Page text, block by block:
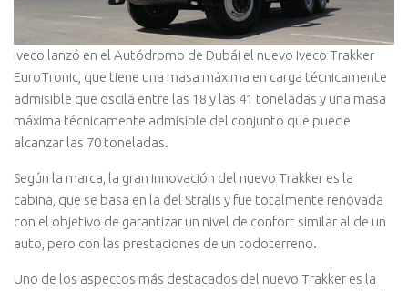
Iveco lanzó en el Autódromo de Dubái el nuevo Iveco Trakker
EuroTronic, que tiene una masa máxima en carga técnicamente
admisible que oscila entre las 18 y las 41 toneladas y una masa
máxima técnicamente admisible del conjunto que puede
alcanzar las 70 toneladas.
Según la marca, la gran innovación del nuevo Trakker es la
cabina, que se basa en la del Stralis y fue totalmente renovada
con el objetivo de garantizar un nivel de confort similar al de un
auto, pero con las prestaciones de un todoterreno.
Uno de los aspectos más destacados del nuevo Trakker es la